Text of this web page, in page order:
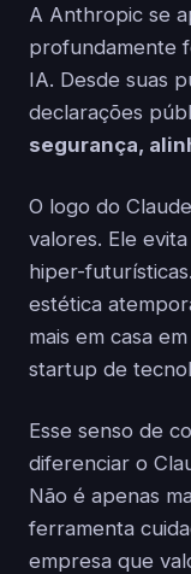
A Anthropic se
profundamente
IA. Desde suas
declarações
segurança,
O logo do
valores. Ele
hiper-
estética
mais em casa
startup de
Esse senso de
diferenciar o
Não é apenas
ferramenta
empresa que